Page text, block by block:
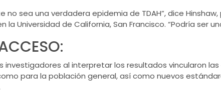
no sea una verdadera epidemia de TDAH”, dice
la Universidad de California, San Francisco. “Podría ser
investigadores al interpretar los resultados vincularon
para la población general, así como nuevos